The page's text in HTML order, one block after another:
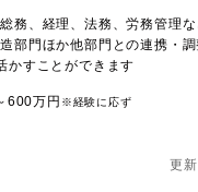
務、経理、法務、労務管理
部門ほか他部門との連携・
かすことができます
600万円 ※経験に応ず
更